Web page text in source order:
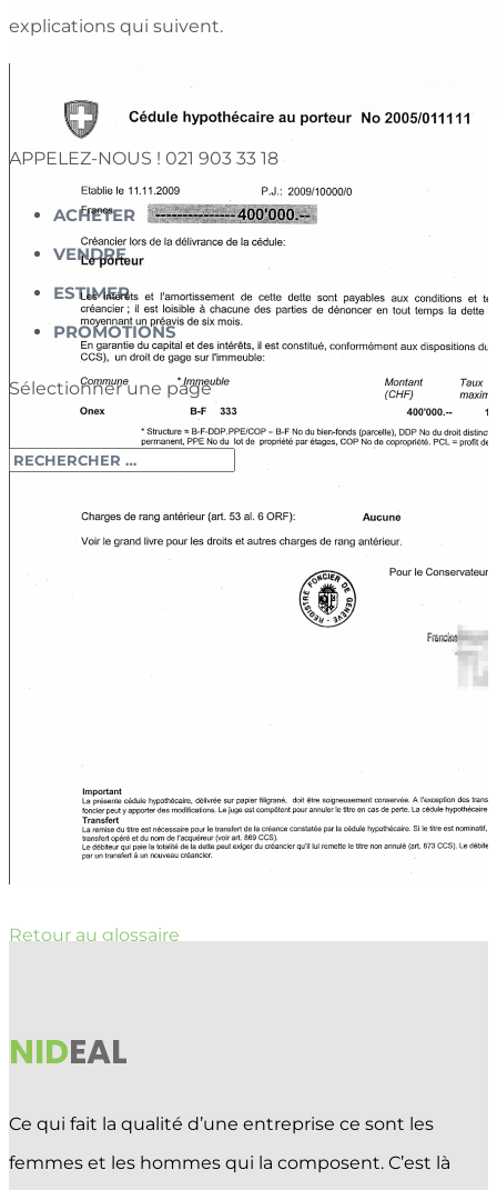
APPELEZ-NOUS ! 021 903 33 18
ACHETER
VENDRE
ESTIMER
PROMOTIONS
Sélectionner une page
explications qui suivent.
Retour au glossaire
NIDEAL
Ce qui fait la qualité d’une entreprise ce sont les
femmes et les hommes qui la composent. C’est là